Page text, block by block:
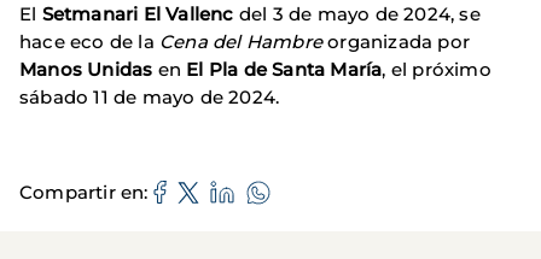
El Setmanari El Vallenc del 3 de mayo de 2024, se
hace eco de la Cena del Hambreorganizada por
Manos Unidas en El Pla de Santa María, el próximo
sábado 11 de mayo de 2024.
Compartir en